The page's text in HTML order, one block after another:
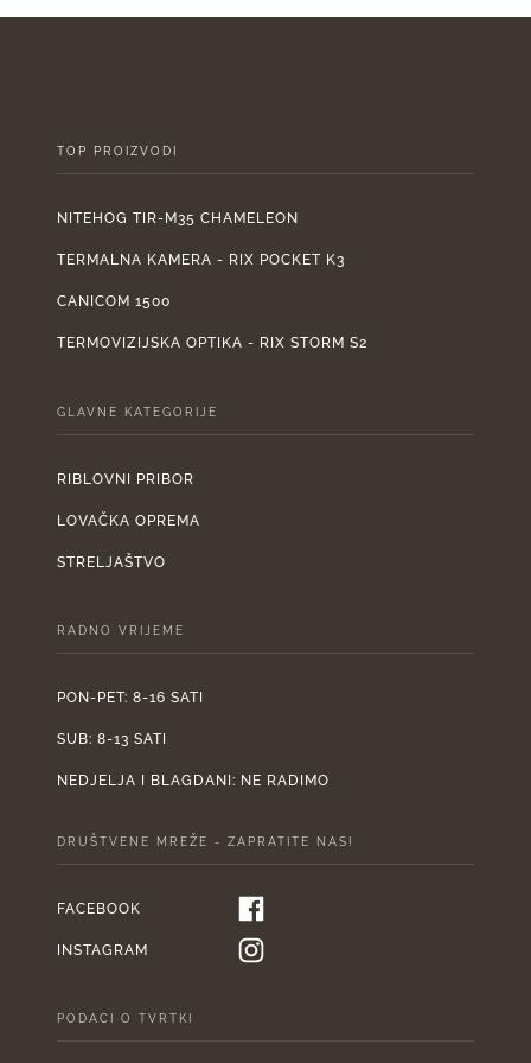
je:
1.899,00 €.
je:
TOP PROIZVODI
NITEHOG TIR-M35 CHAMELEON
TERMALNA KAMERA - RIX POCKET K3
CANICOM 1500
TERMOVIZIJSKA OPTIKA - RIX STORM S2
GLAVNE KATEGORIJE
RIBLOVNI PRIBOR
LOVAČKA OPREMA
STRELJAŠTVO
RADNO VRIJEME
PON-PET: 8-16 SATI
SUB: 8-13 SATI
NEDJELJA I BLAGDANI: NE RADIMO
DRUŠTVENE MREŽE - ZAPRATITE NAS!
FACEBOOK
INSTAGRAM
PODACI O TVRTKI